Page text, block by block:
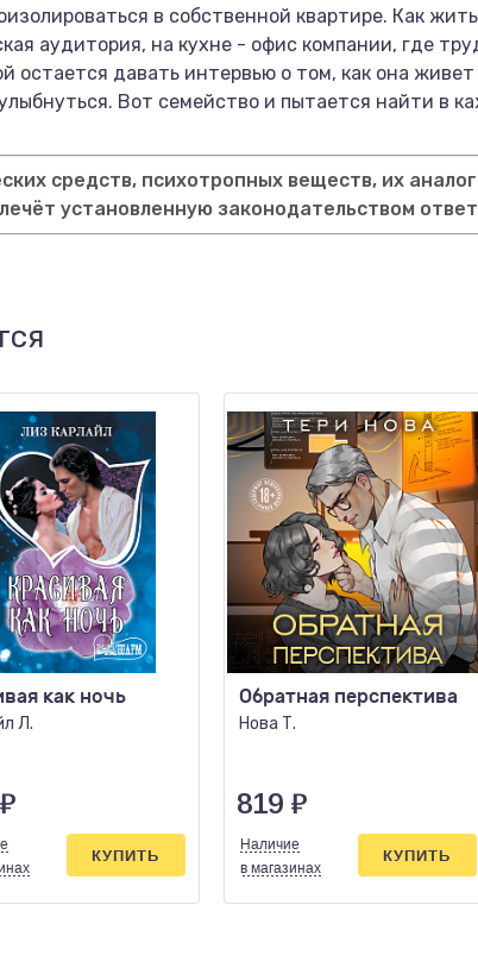
в собственной квартире. Как
аудитория, на кухне - офис компании, где
остается давать интервью о том, как она
Вот семейство и пытается найти в
средств, психотропных веществ, их
установленную законодательством
как ночь
Л.
₽
КУПИТЬ
Обратная перспектива
Нова Т.
819 ₽
Наличие
в магазинах
КУПИТЬ